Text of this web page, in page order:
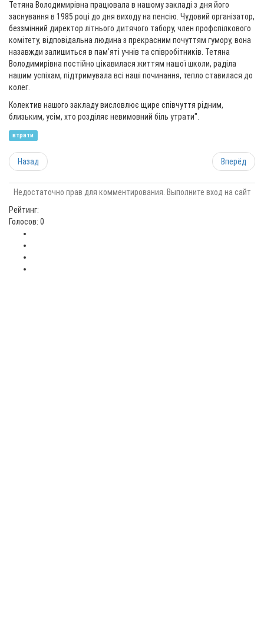
Тетяна Володимирівна працювала в нашому закладі з дня його
заснування в 1985 році до дня виходу на пенсію. Чудовий організатор,
беззмінний директор літнього дитячого табору, член профспілкового
комітету, відповідальна людина з прекрасним почуттям гумору, вона
назавжди залишиться в пам’яті учнів та співробітників. Тетяна
Володимирівна постійно цікавилася життям нашої школи, раділа
нашим успіхам, підтримувала всі наші починання, тепло ставилася до
колег.
Колектив нашого закладу висловлює щире співчуття рідним,
близьким, усім, хто розділяє невимовний біль утрати".
втрати
Назад Вперёд
Недостаточно прав для комментирования. Выполните вход на сайт
Рейтинг:
Голосов: 0